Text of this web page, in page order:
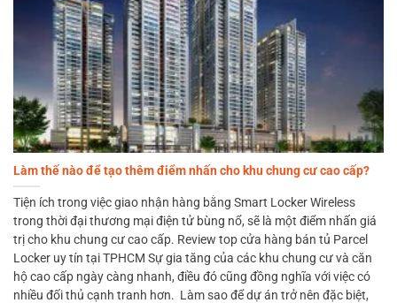
Làm thế nào để tạo thêm điểm nhấn cho khu chung cư cao cấp?
Tiện ích trong việc giao nhận hàng bằng Smart Locker Wireless
trong thời đại thương mại điện tử bùng nổ, sẽ là một điểm nhấn giá
trị cho khu chung cư cao cấp. Review top cửa hàng bán tủ Parcel
Locker uy tín tại TPHCM Sự gia tăng của các khu chung cư và căn
hộ cao cấp ngày càng nhanh, điều đó cũng đồng nghĩa với việc có
nhiều đối thủ cạnh tranh hơn. Làm sao để dự án trở nên đặc biệt,